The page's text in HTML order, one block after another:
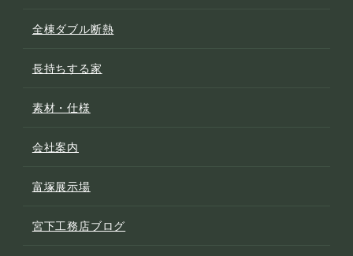
全棟ダブル断熱
長持ちする家
素材・仕様
会社案内
富塚展示場
宮下工務店ブログ